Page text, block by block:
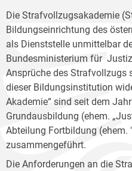
Die Strafvollzugsakademie
Bildungseinrichtung des
als Dienststelle unmittelbar
Bundesministerium für
Ansprüche des Strafvollzugs
dieser Bildungsinstitution
Akademie“ sind seit dem
Grundausbildung (ehem.
Abteilung Fortbildung (ehem.
zusammengeführt.
Die Anforderungen an die